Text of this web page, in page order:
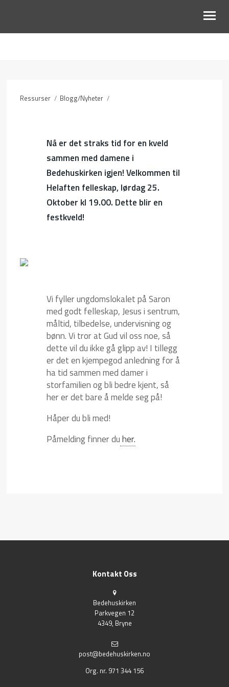
Ressurser / Blogg/Nyheter /
Nå er det straks tid for en kveld
sammen med damene i
Bedehuskirken igjen! Velkommen til
Helaften felleskap, lørdag 25.
Oktober kl 19.00. Dette blir en
festkveld!
Vi fyller ungdomslokalet på Saron
med godt felleskap, Jesus i sentrum,
måltid, tilbedelse, undervisning og
bønn. Vi tror at Gud vil oss noe, så
dette vil du ikke gå glipp av! I tillegg
er det en kjempegod anledning for å
ha tid sammen med damer i
storfamilien og bli bedre kjent, så
her er det bare å melde seg på!
Håper du bli med!
Påmelding finner duher.
Kontakt Oss
Bedehuskirken
Parkvegen 12
4349, Bryne
post@bedehuskirken.no
Org. nr. 971 344 156